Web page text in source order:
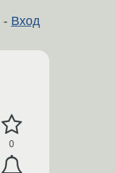
- Вход
0